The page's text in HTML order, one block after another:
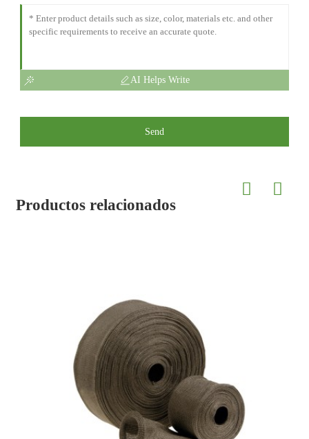
AI Helps Write
Send
Productos relacionados